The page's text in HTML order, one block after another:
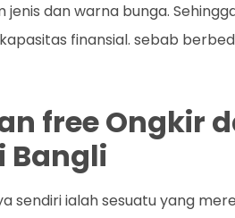
dan warna bunga.
finansial. sebab
free Ongkir
Bangli
sendiri ialah sesuatu yang